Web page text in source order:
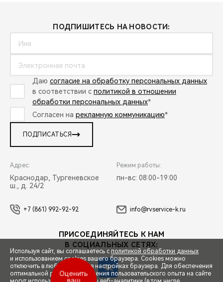
ПОДПИШИТЕСЬ НА НОВОСТИ:
Даю согласие на обработку персональных данных
в соответствии с политикой в отношении
обработки персональных данных*
Согласен на рекламную коммуникацию*
ПОДПИСАТЬСЯ
Адрес:
Краснодар, Тургеневское
ш., д. 24/2
Режим работы:
пн-вс: 08:00-19:00
+7 (861) 992-92-92 info@rvservice-k.ru
ПРИСОЕДИНЯЙТЕСЬ К НАМ
В СОЦИАЛЬНЫХ СЕТЯХ:
Используя сайт, вы соглашаетесь с политикой обработки данных
и использованием cookies вашего браузера. Cookies можно
отключить в любой момент в настройках браузера. Для обеспечения
оптимальной работы и улучшения пользовательского опыта на сайте
Выгодный
обмен